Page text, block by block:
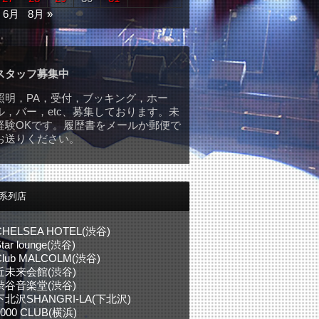
6月
8月 »
タッフ募集中
明，PA，受付，ブッキング，ホー
，バー，etc、募集しております。未
験OKです。履歴書をメールか郵便で
送りください。
列店
HOTEL(渋谷)
lounge(渋谷)
MALCOLM(渋谷)
未来会館(渋谷)
谷音楽堂(渋谷)
北沢SHANGRI-LA(下北沢)
CLUB(横浜)